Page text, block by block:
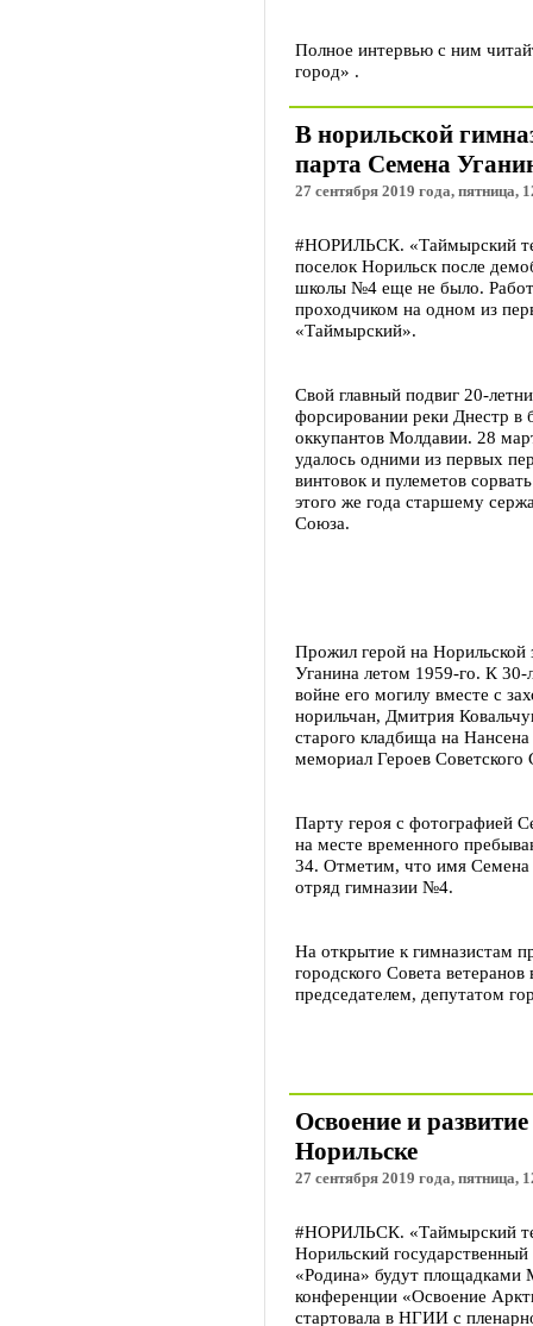
Полное интервью с ним
город» .
В норильской
парта Семена
27 сентября 2019 года, пятница,
#НОРИЛЬСК. «Таймырский
поселок Норильск после
школы №4 еще не было.
проходчиком на одном из
«Таймырский».
Свой главный подвиг 20-
форсировании реки Днестр в
оккупантов Молдавии. 28
удалось одними из первых
винтовок и пулеметов
этого же года старшему
Союза.
Прожил герой на Норильской
Уганина летом 1959-го. К
войне его могилу вместе с
норильчан, Дмитрия
старого кладбища на
мемориал Героев Советского
Парту героя с фотографией
на месте временного
34. Отметим, что имя Семена
отряд гимназии №4.
На открытие к гимназистам
городского Совета
председателем, депутатом
Освоение и
Норильске
27 сентября 2019 года, пятница,
#НОРИЛЬСК. «Таймырский
Норильский
«Родина» будут площадками
конференции «Освоение
стартовала в НГИИ с